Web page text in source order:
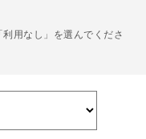
用なし」を選んでくださ